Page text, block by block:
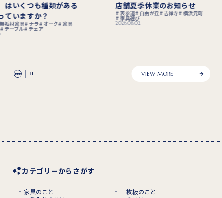
店舗夏季休業のお知らせ
表参道 自由が丘
家具選び
2026.08.02
「木組み製作」で無
強度はさらに高まる
VIEW MORE
カテゴリーからさがす
家具のこと
一枚板のこと